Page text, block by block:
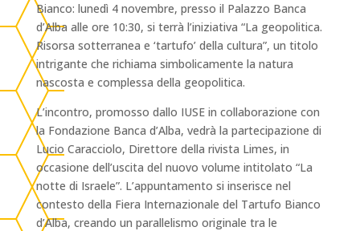
Bianco: lunedì 4 novembre, presso il Palazzo Banca
d’Alba alle ore 10:30, si terrà l’iniziativa “La geopolitica.
Risorsa sotterranea e ‘tartufo’ della cultura”, un titolo
intrigante che richiama simbolicamente la natura
nascosta e complessa della geopolitica.
L’incontro, promosso dallo IUSE in collaborazione con
la Fondazione Banca d’Alba, vedrà la partecipazione di
Lucio Caracciolo, Direttore della rivista Limes, in
occasione dell’uscita del nuovo volume intitolato “La
notte di Israele”. L’appuntamento si inserisce nel
contesto della Fiera Internazionale del Tartufo Bianco
d’Alba, creando un parallelismo originale tra le